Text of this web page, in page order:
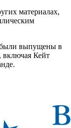
материалах,
выпущены в
включая Кейт